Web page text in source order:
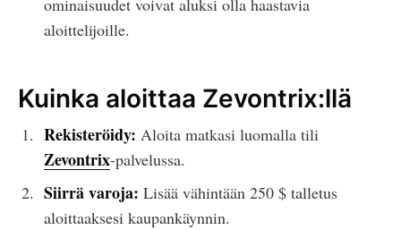
aloittelijoille.
Kuinka aloittaa Zevontrix:llä
Rekisteröidy: Aloita matkasi luomalla tili
Zevontrix-palvelussa.
Siirrä varoja: Lisää vähintään 250 $ talletus
aloittaaksesi kaupankäynnin.